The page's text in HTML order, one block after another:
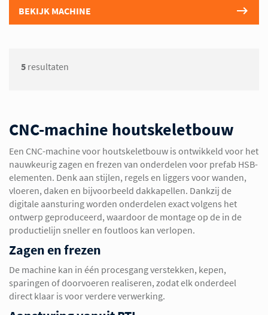
BEKIJK MACHINE
5 resultaten
CNC-machine houtskeletbouw
Een CNC-machine voor houtskeletbouw is ontwikkeld voor het
nauwkeurig zagen en frezen van onderdelen voor prefab HSB-
elementen. Denk aan stijlen, regels en liggers voor wanden,
vloeren, daken en bijvoorbeeld dakkapellen. Dankzij de
digitale aansturing worden onderdelen exact volgens het
ontwerp geproduceerd, waardoor de montage op de in de
productielijn sneller en foutloos kan verlopen.
Zagen en frezen
De machine kan in één procesgang verstekken, kepen,
sparingen of doorvoeren realiseren, zodat elk onderdeel
direct klaar is voor verdere verwerking.